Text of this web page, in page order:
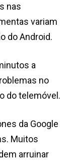
nas
variam
do Android.
a
no
do telemóvel.
da Google
Muitos
arruinar